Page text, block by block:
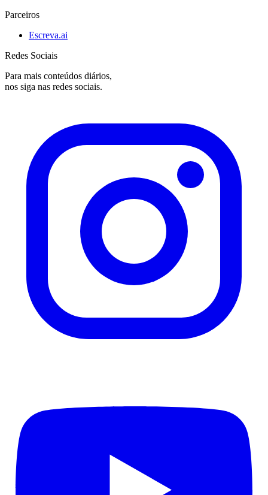
Parceiros
Escreva.ai
Redes Sociais
Para mais conteúdos diários,
nos siga nas redes sociais.